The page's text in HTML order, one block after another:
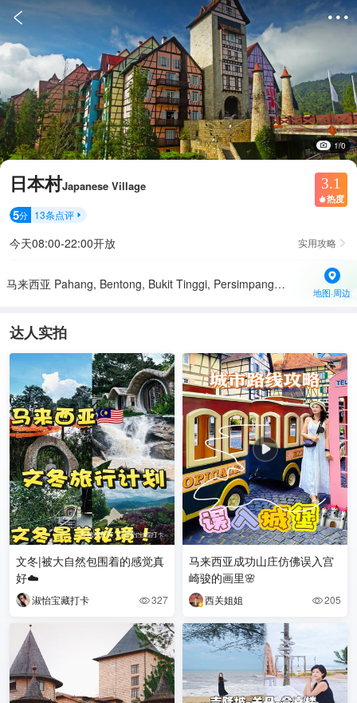
 
1/0
日本村Japanese Village 3.1
 热度
5分 13条点评 
今天08:00-22:00开放 实用攻略 
马来西亚 Pahang, Bentong, Bukit Tinggi, Persimpangan Bertingkat Lebuhraya Karak邮政编码: 28750
地图·周边
达人实拍
文冬|被大自然包围着的感觉真
好☁️
淑怡宝藏打卡 327
马来西亚成功山庄仿佛误入宫
崎骏的画里🌸
西关姐姐 205